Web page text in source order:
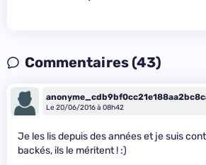
Commentaires (43)
Le 20/06/2016 à 08h42
Je les lis depuis des années et je suis
backés, ils le méritent ! :)